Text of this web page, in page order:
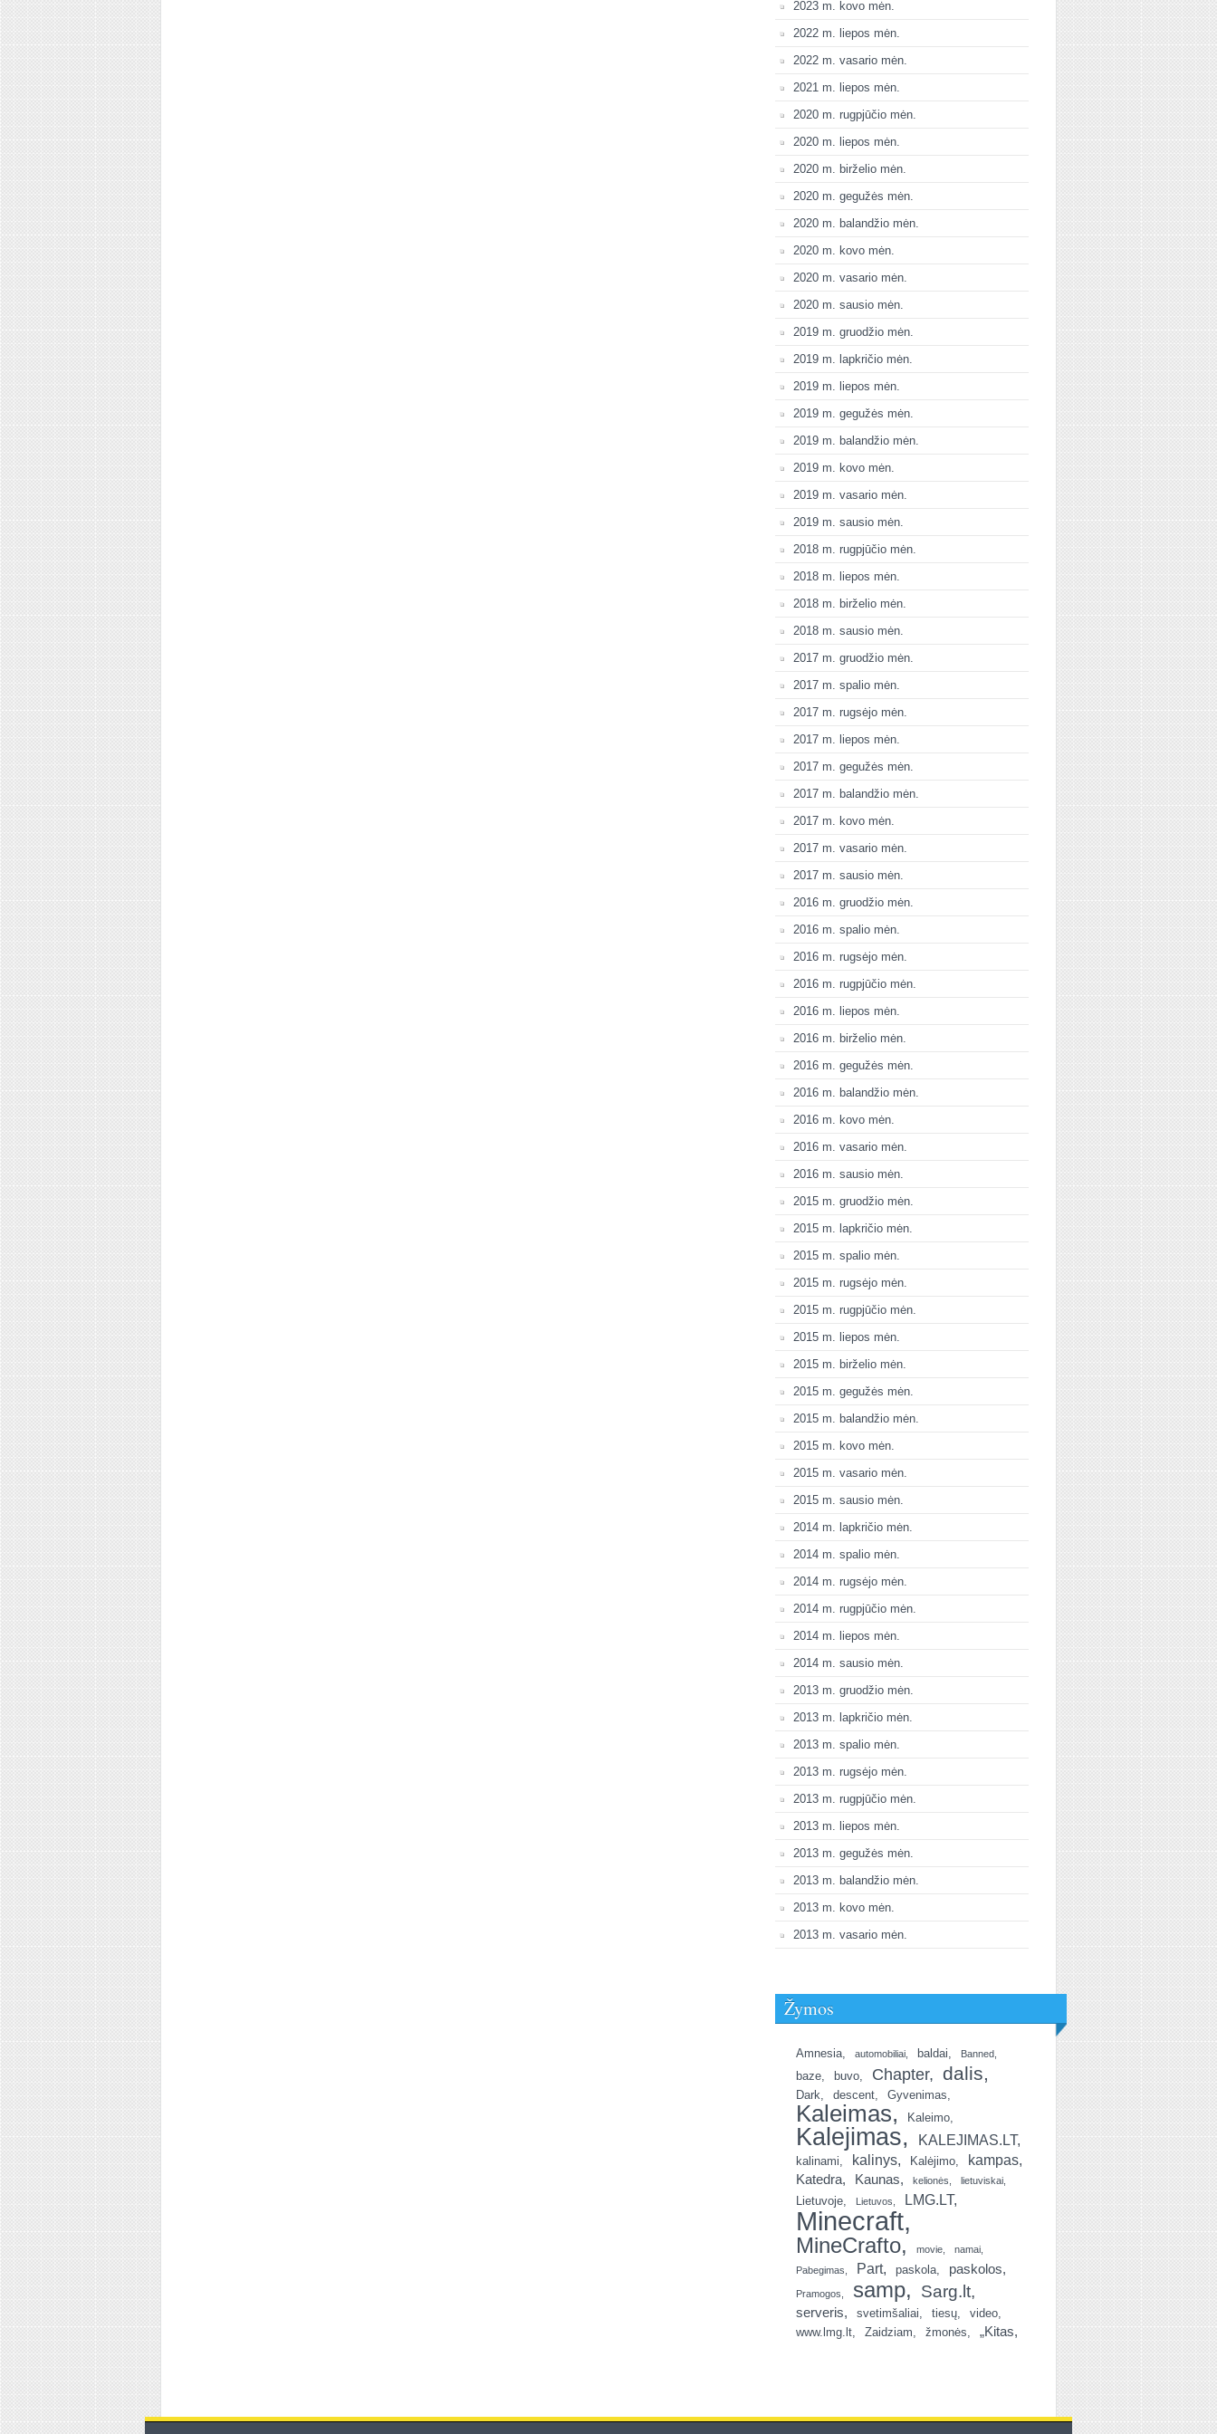
2023 m. kovo mėn.
2022 m. liepos mėn.
2022 m. vasario mėn.
2021 m. liepos mėn.
2020 m. rugpjūčio mėn.
2020 m. liepos mėn.
2020 m. birželio mėn.
2020 m. gegužės mėn.
2020 m. balandžio mėn.
2020 m. kovo mėn.
2020 m. vasario mėn.
2020 m. sausio mėn.
2019 m. gruodžio mėn.
2019 m. lapkričio mėn.
2019 m. liepos mėn.
2019 m. gegužės mėn.
2019 m. balandžio mėn.
2019 m. kovo mėn.
2019 m. vasario mėn.
2019 m. sausio mėn.
2018 m. rugpjūčio mėn.
2018 m. liepos mėn.
2018 m. birželio mėn.
2018 m. sausio mėn.
2017 m. gruodžio mėn.
2017 m. spalio mėn.
2017 m. rugsėjo mėn.
2017 m. liepos mėn.
2017 m. gegužės mėn.
2017 m. balandžio mėn.
2017 m. kovo mėn.
2017 m. vasario mėn.
2017 m. sausio mėn.
2016 m. gruodžio mėn.
2016 m. spalio mėn.
2016 m. rugsėjo mėn.
2016 m. rugpjūčio mėn.
2016 m. liepos mėn.
2016 m. birželio mėn.
2016 m. gegužės mėn.
2016 m. balandžio mėn.
2016 m. kovo mėn.
2016 m. vasario mėn.
2016 m. sausio mėn.
2015 m. gruodžio mėn.
2015 m. lapkričio mėn.
2015 m. spalio mėn.
2015 m. rugsėjo mėn.
2015 m. rugpjūčio mėn.
2015 m. liepos mėn.
2015 m. birželio mėn.
2015 m. gegužės mėn.
2015 m. balandžio mėn.
2015 m. kovo mėn.
2015 m. vasario mėn.
2015 m. sausio mėn.
2014 m. lapkričio mėn.
2014 m. spalio mėn.
2014 m. rugsėjo mėn.
2014 m. rugpjūčio mėn.
2014 m. liepos mėn.
2014 m. sausio mėn.
2013 m. gruodžio mėn.
2013 m. lapkričio mėn.
2013 m. spalio mėn.
2013 m. rugsėjo mėn.
2013 m. rugpjūčio mėn.
2013 m. liepos mėn.
2013 m. gegužės mėn.
2013 m. balandžio mėn.
2013 m. kovo mėn.
2013 m. vasario mėn.
Žymos
Amnesia automobiliai baldai Banned
baze buvo Chapter dalis
Dark descent Gyvenimas
Kaleimas Kaleimo
Kalejimas KALEJIMAS.LT
kalinami kalinys Kalėjimo kampas
Katedra Kaunas kelionės lietuviskai
Lietuvoje Lietuvos LMG.LT
Minecraft
MineCrafto movie
namai
Pabegimas
Part paskola paskolos
Pramogos samp Sarg.lt
serveris svetimšaliai tiesų
video
www.lmg.lt
Zaidziam žmonės „Kitas